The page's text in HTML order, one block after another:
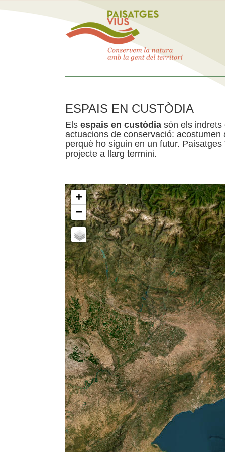
ESPAIS EN CUSTÒDIA
Els espais en custòdia són els indrets
actuacions de conservació:
perquè ho siguin en un futur.
projecte a llarg termini.
+
−